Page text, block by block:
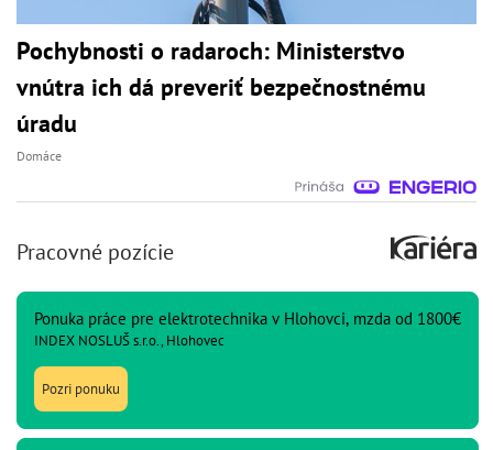
Pochybnosti o radaroch: Ministerstvo
vnútra ich dá preveriť bezpečnostnému
úradu
Domáce
Pracovné pozície
Ponuka práce pre elektrotechnika v Hlohovci, mzda od 1800€
INDEX NOSLUŠ s.r.o., Hlohovec
Pozri ponuku